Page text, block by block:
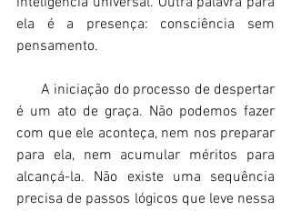
ela é a presença: consciência sem
pensamento.
A iniciação do processo de despertar
é um ato de graça. Não podemos fazer
com que ele aconteça, nem nos preparar
para ela, nem acumular méritos para
alcançá-la. Não existe uma sequência
precisa de passos lógicos que leve nessa